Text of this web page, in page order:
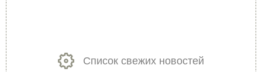
Список свежих новостей